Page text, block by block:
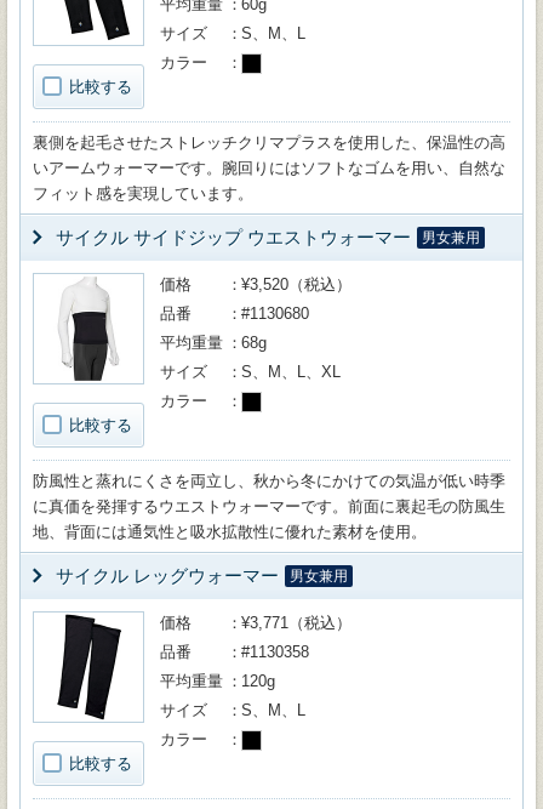
比較する
平均重量
60g
サイズ
S、M、L
カラー
裏側を起毛させたストレッチクリマプラスを使用した、保温性の高
いアームウォーマーです。腕回りにはソフトなゴムを用い、自然な
フィット感を実現しています。
サイクル サイドジップ ウエストウォーマー 男女兼用
比較する
価格
¥3,520（税込）
品番
#1130680
平均重量
68g
サイズ
S、M、L、XL
カラー
防風性と蒸れにくさを両立し、秋から冬にかけての気温が低い時季
に真価を発揮するウエストウォーマーです。前面に裏起毛の防風生
地、背面には通気性と吸水拡散性に優れた素材を使用。
サイクル レッグウォーマー 男女兼用
比較する
価格
¥3,771（税込）
品番
#1130358
平均重量
120g
サイズ
S、M、L
カラー